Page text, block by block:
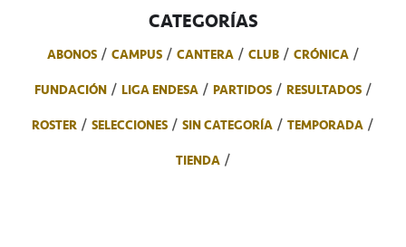
CATEGORÍAS
ABONOS CAMPUS CANTERA CLUB
CRÓNICA
FUNDACIÓN
LIGA ENDESA PARTIDOS
RESULTADOS
ROSTER
SELECCIONES SIN CATEGORÍA
TEMPORADA
TIENDA